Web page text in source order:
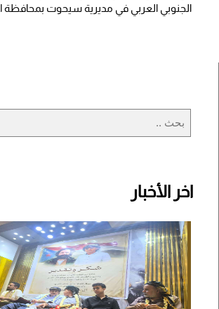
الجنوبي العربي في مديرية سيحوت بمحافظة
اخر الأخبار